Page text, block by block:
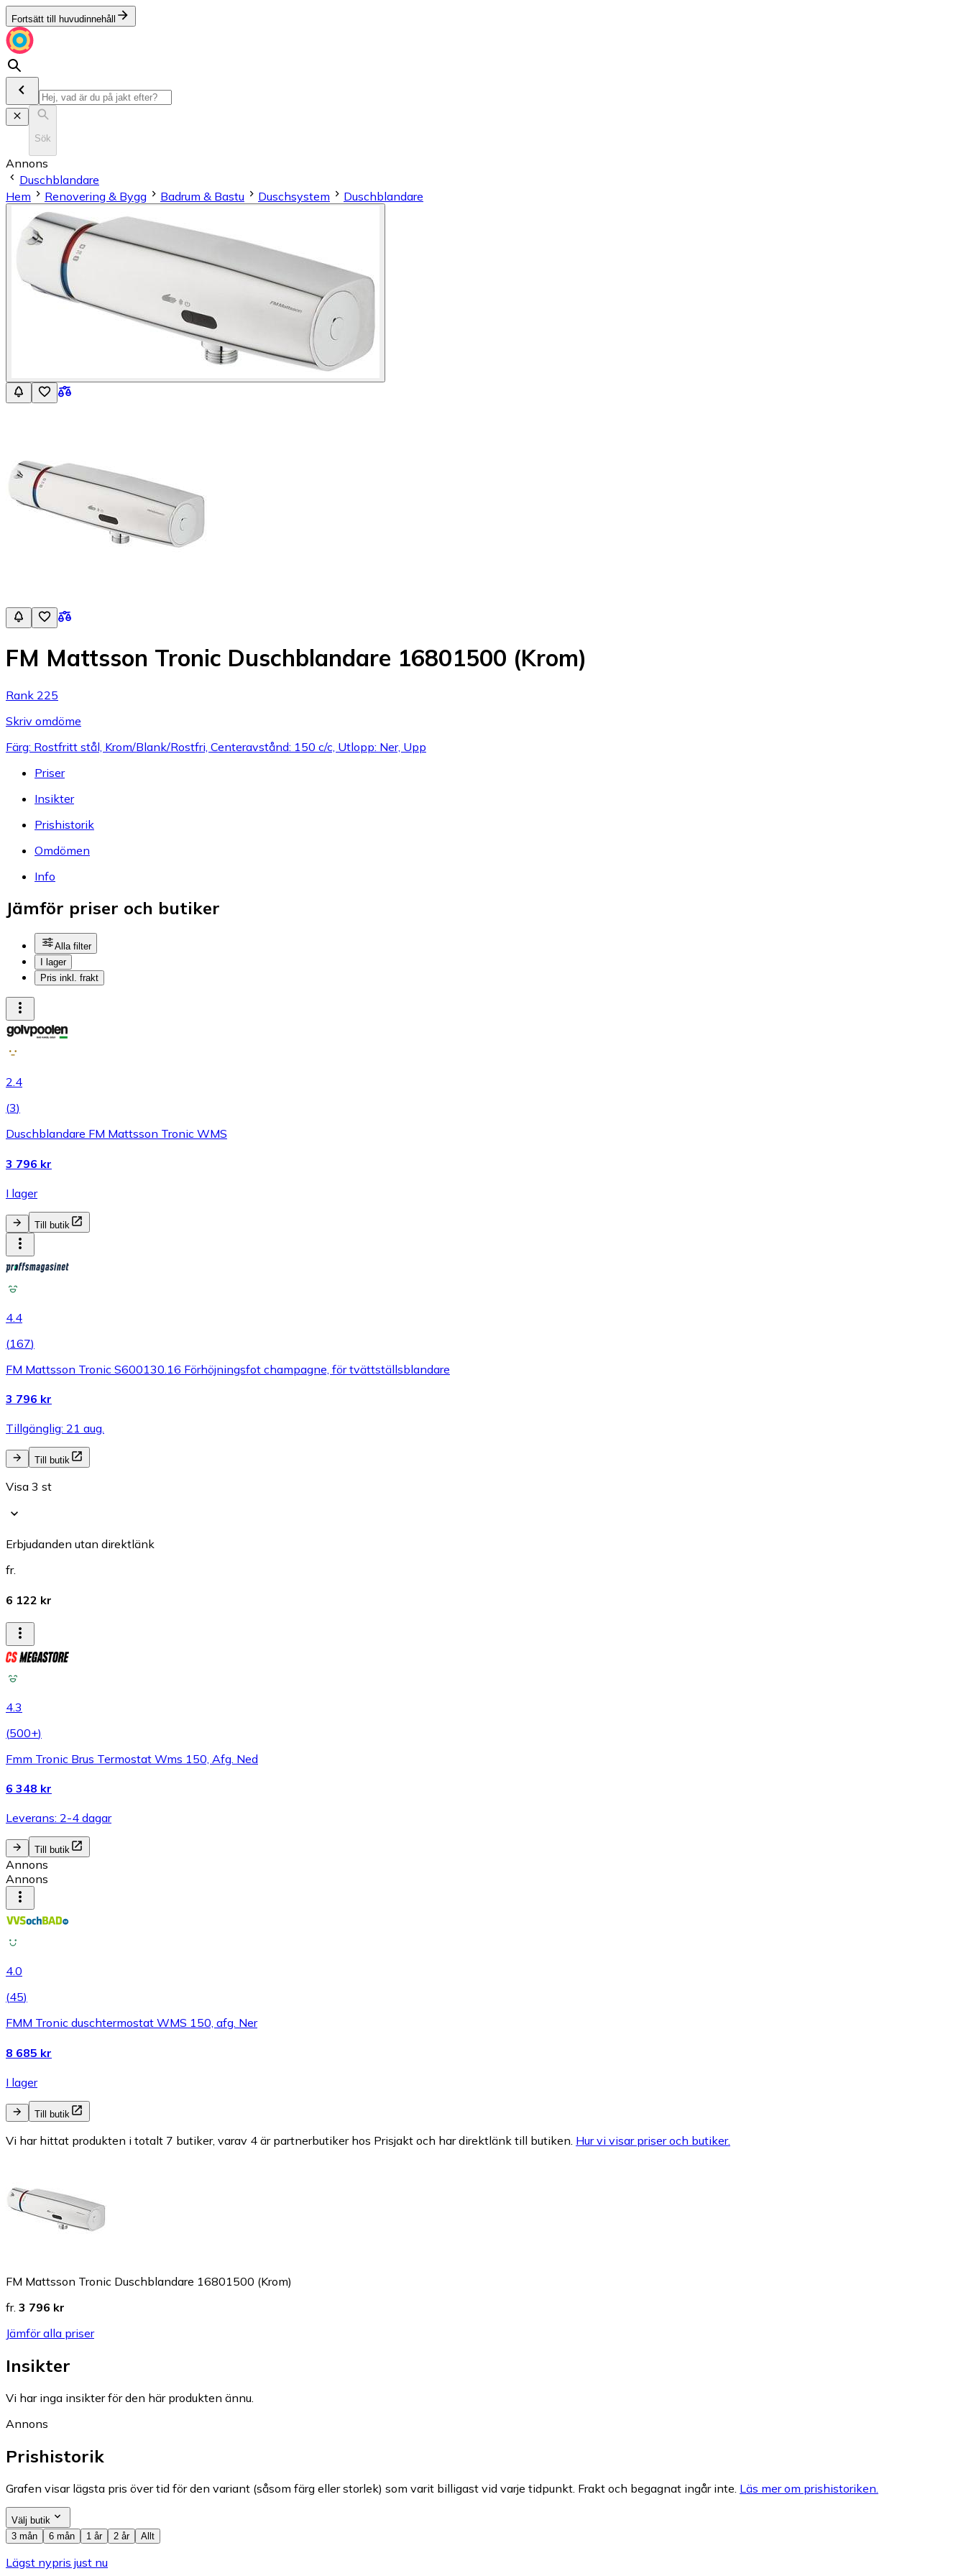
Fortsätt till huvudinnehåll
Sök
Annons
Duschblandare
Hem
Renovering & Bygg Badrum & Bastu Duschsystem Duschblandare
FM Mattsson Tronic Duschblandare 16801500 (Krom)
Rank 225
Skriv omdöme
Färg: Rostfritt stål, Krom/Blank/Rostfri, Centeravstånd: 150 c/c, Utlopp: Ner, Upp
Priser
Insikter
Prishistorik
Omdömen
Info
Jämför priser och butiker
Alla filter
I lager
Pris inkl. frakt
2.4
(3)
Duschblandare FM Mattsson Tronic WMS
3 796 kr
I lager
Till butik
4.4
(167)
FM Mattsson Tronic S600130.16 Förhöjningsfot champagne, för tvättställsblandare
3 796 kr
Tillgänglig: 21 aug.
Till butik
Visa 3 st
Erbjudanden utan direktlänk
fr.
6 122 kr
4.3
(500+)
Fmm Tronic Brus Termostat Wms 150, Afg. Ned
6 348 kr
Leverans: 2-4 dagar
Till butik
Annons
Annons
4.0
(45)
FMM Tronic duschtermostat WMS 150, afg. Ner
8 685 kr
I lager
Till butik
Vi har hittat produkten i totalt 7 butiker, varav 4 är partnerbutiker hos Prisjakt och har direktlänk till butiken. Hur vi visar priser och butiker.
FM Mattsson Tronic Duschblandare 16801500 (Krom)
fr. 3 796 kr
Jämför alla priser
Insikter
Vi har inga insikter för den här produkten ännu.
Annons
Prishistorik
Grafen visar lägsta pris över tid för den variant (såsom färg eller storlek) som varit billigast vid varje tidpunkt. Frakt och begagnat ingår inte. Läs mer om prishistoriken.
Välj butik
3 mån
6 mån 1 år 2 år Allt
Lägst nypris just nu